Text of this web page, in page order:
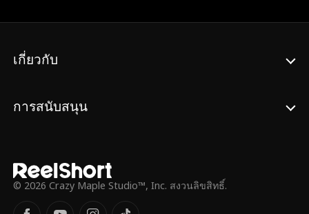
เกี่ยวกับ
การสนับสนุน
© 2026 Crazy Maple Studio™, Inc. สงวนลิขสิทธิ์.